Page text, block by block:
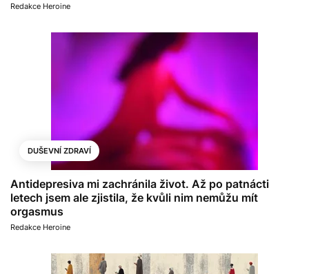
Redakce Heroine
DUŠEVNÍ ZDRAVÍ
Antidepresiva mi zachránila život. Až po patnácti
letech jsem ale zjistila, že kvůli nim nemůžu mít
orgasmus
Redakce Heroine